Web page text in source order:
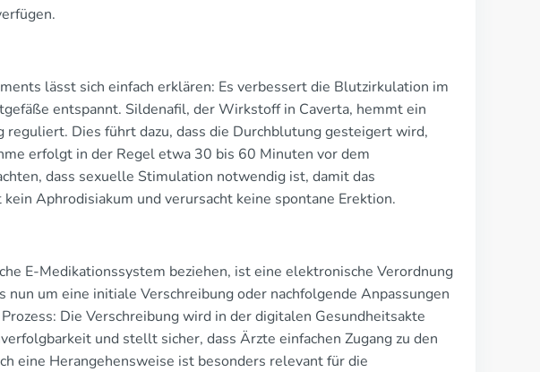
lässt sich einfach erklären: Es verbessert die Blutzirkulation im
entspannt. Sildenafil, der Wirkstoff in Caverta, hemmt ein
reguliert. Dies führt dazu, dass die Durchblutung gesteigert wird,
erfolgt in der Regel etwa 30 bis 60 Minuten vor dem
dass sexuelle Stimulation notwendig ist, damit das
Aphrodisiakum und verursacht keine spontane Erektion.
E-Medikationssystem beziehen, ist eine elektronische Verordnung
um eine initiale Verschreibung oder nachfolgende Anpassungen
Die Verschreibung wird in der digitalen Gesundheitsakte
und stellt sicher, dass Ärzte einfachen Zugang zu den
eine Herangehensweise ist besonders relevant für die